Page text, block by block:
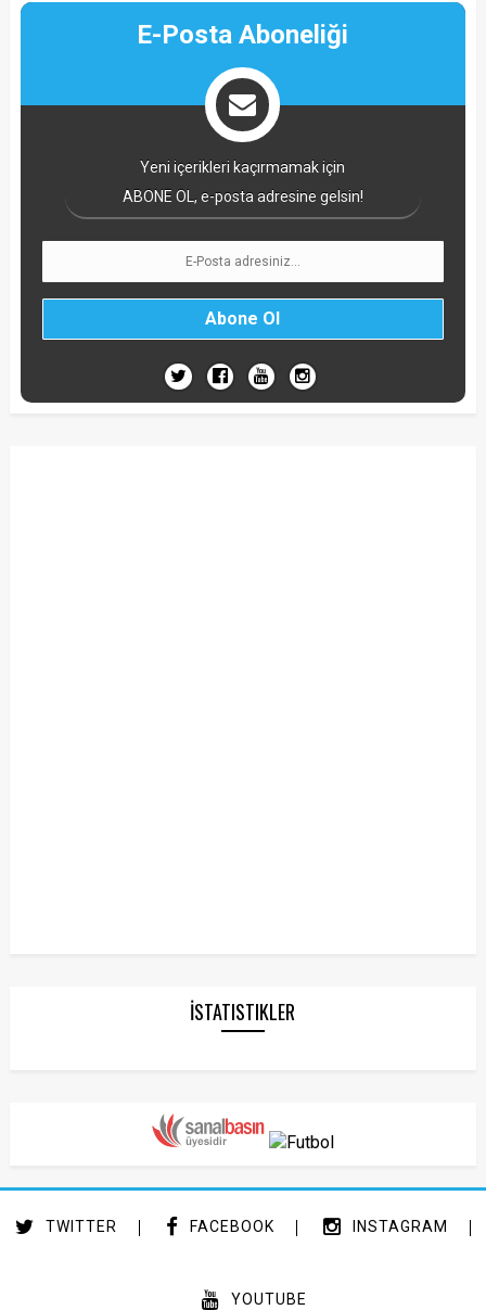
E-Posta Aboneliği
Yeni içerikleri kaçırmamak için
ABONE OL, e-posta adresine gelsin!
İSTATISTIKLER
TWITTER FACEBOOK INSTAGRAM
YOUTUBE